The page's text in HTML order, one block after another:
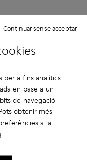
per a fins analítics
en base a un
de navegació
obtenir més
a la
.
Continuar sense acceptar
10% de
podràs gaudir